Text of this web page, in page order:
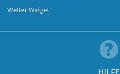
Wetter Widget